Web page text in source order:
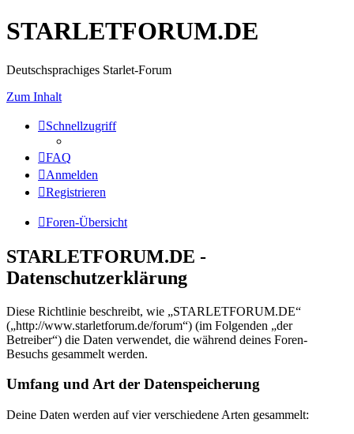
STARLETFORUM.DE
Deutschsprachiges Starlet-Forum
Zum Inhalt
Schnellzugriff
FAQ
Anmelden
Registrieren
Foren-Übersicht
STARLETFORUM.DE -
Datenschutzerklärung
Diese Richtlinie beschreibt, wie „STARLETFORUM.DE“
(„http://www.starletforum.de/forum“) (im Folgenden „der
Betreiber“) die Daten verwendet, die während deines Foren-
Besuchs gesammelt werden.
Umfang und Art der Datenspeicherung
Deine Daten werden auf vier verschiedene Arten gesammelt: